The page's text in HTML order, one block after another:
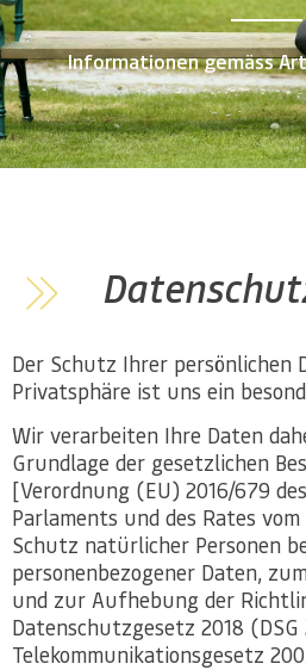
Informationen gemäss Art.
Der Schutz Ihrer persönlichen
Privatsphäre ist uns ein
Wir verarbeiten Ihre Daten
Grundlage der gesetzlichen
[Verordnung (EU) 2016/679
Parlaments und des Rates
Schutz natürlicher Personen
personenbezogener Daten,
und zur Aufhebung der
Datenschutzgesetz 2018 (DSG
Telekommunikationsgesetz